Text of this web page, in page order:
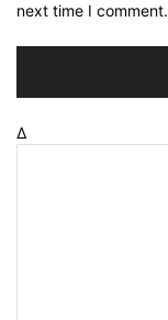
next time I comment.
Δ